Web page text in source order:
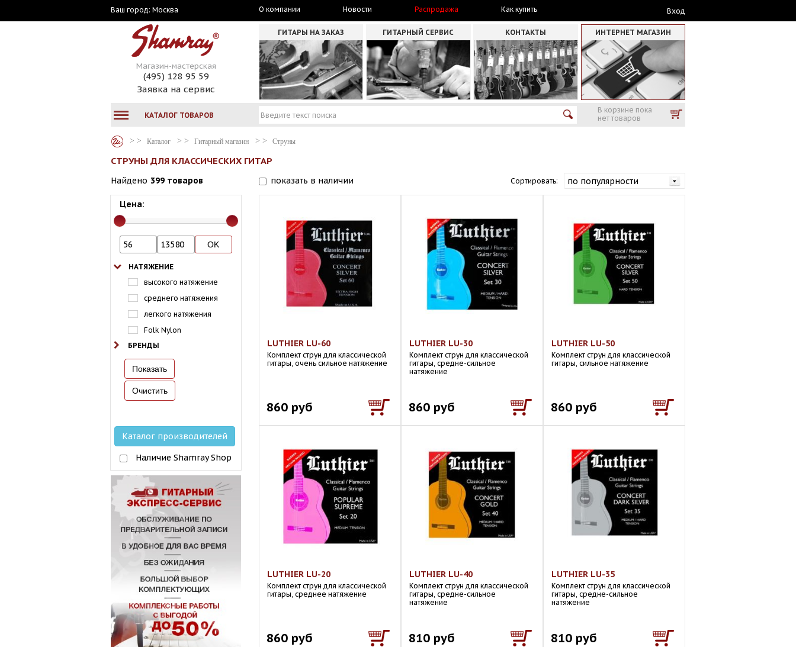
Ваш город: Москва О компании Новости Распродажа Как купить Вход
Магазин-мастерская
(495) 128 95 59
Заявка на сервис
ГИТАРЫ НА ЗАКАЗ ГИТАРНЫЙ СЕРВИС КОНТАКТЫ ИНТЕРНЕТ МАГАЗИН
КАТАЛОГ ТОВАРОВ
В корзине пока
нет товаров
Каталог Гитарный магазин Струны
СТРУНЫ ДЛЯ КЛАССИЧЕСКИХ ГИТАР
Найдено 399 товаров показать в наличии Сортировать:
Цена:
НАТЯЖЕНИЕ
высокого натяжение
среднего натяжения
легкого натяжения
Folk Nylon
БРЕНДЫ
Каталог производителей
Наличие Shamray Shop
LUTHIER LU-60
Комплект струн для классической
гитары, очень сильное натяжение
860 руб
LUTHIER LU-30
Комплект струн для классической
гитары, средне-сильное
натяжение
860 руб
LUTHIER LU-50
Комплект струн для классической
гитары, сильное натяжение
860 руб
LUTHIER LU-20
Комплект струн для классической
гитары, среднее натяжение
860 руб
LUTHIER LU-40
Комплект струн для классической
гитары, средне-сильное
натяжение
810 руб
LUTHIER LU-35
Комплект струн для классической
гитары, средне-сильное
натяжение
810 руб